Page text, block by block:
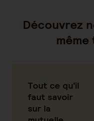
Découvrez
Tout ce qu'il
faut savoir
sur la